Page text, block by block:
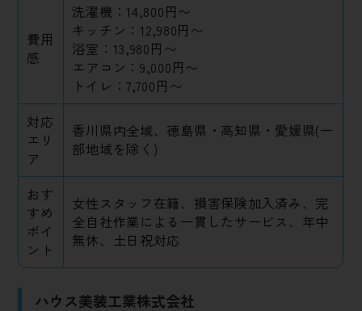
費用
感
洗濯機：14,800円〜
キッチン：12,980円〜
浴室：13,980円〜
エアコン：9,000円〜
トイレ：7,700円〜
対応
エリ
ア
香川県内全域、徳島県・高知県・愛媛県(一
部地域を除く)
おす
すめ
ポイ
ント
女性スタッフ在籍、損害保険加入済み、完
全自社作業による一貫したサービス、年中
無休、土日祝対応
ハウス美装工業株式会社